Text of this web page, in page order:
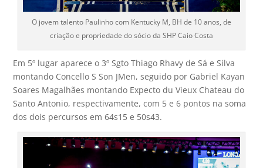
O jovem talento Paulinho com Kentucky M, BH de 10 anos, de
criação e propriedade do sócio da SHP Caio Costa
Em 5º lugar aparece o 3º Sgto Thiago Rhavy de Sá e Silva
montando Concello S Son JMen, seguido por Gabriel Kayan
Soares Magalhães montando Expecto du Vieux Chateau do
Santo Antonio, respectivamente, com 5 e 6 pontos na soma
dos dois percursos em 64s15 e 50s43.